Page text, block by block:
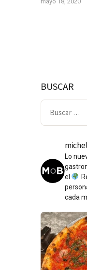
BUSCAR
Buscar:
Lo
el
cada